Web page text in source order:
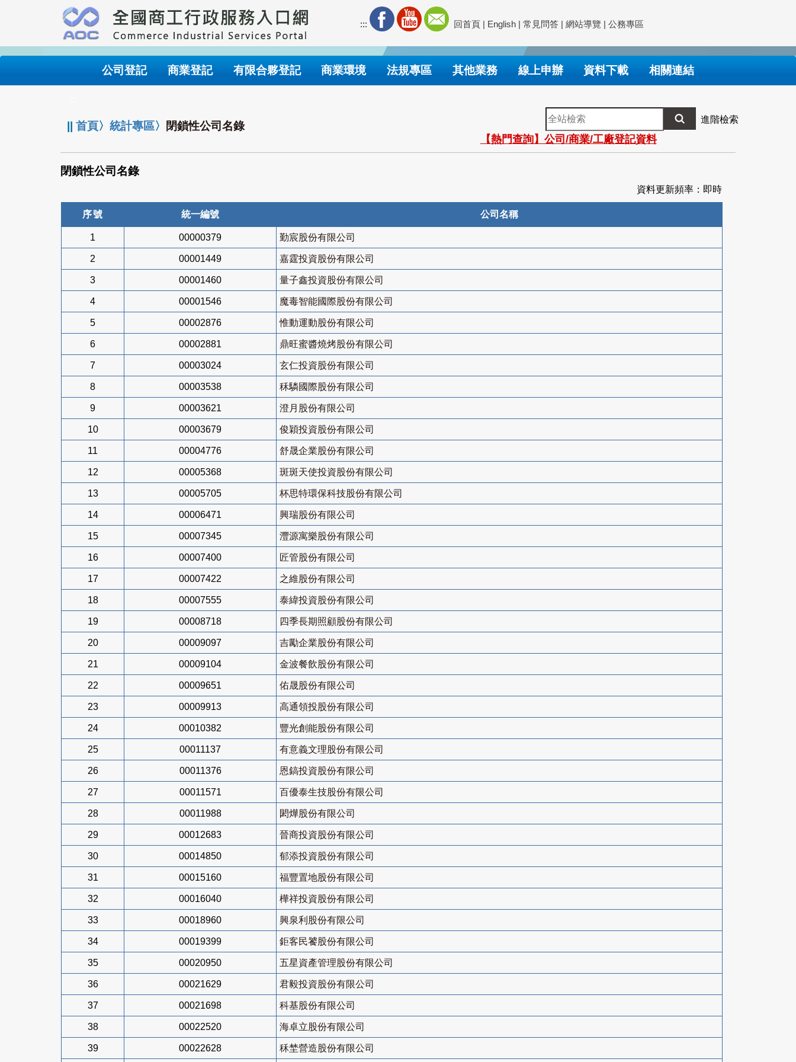
要
內
::: 回首頁 | English | 常見問答 | 網站導覽 | 公務專區
公司登記 商業登記 有限合夥登記 商業環境 法規專區 其他業務 線上申辦 資料下載 相關連結
||首頁〉統計專區〉 閉鎖性公司名錄
全
站
檢
索
進階檢索
【熱門查詢】公司/商業/工廠登記資料
閉鎖性公司名錄
資料更新頻率：即時
序號 統一編號 公司名稱
1 00000379 勤宸股份有限公司
2 00001449 嘉霆投資股份有限公司
3 00001460 量子鑫投資股份有限公司
4 00001546 魔毒智能國際股份有限公司
5 00002876 惟動運動股份有限公司
6 00002881 鼎旺蜜醬燒烤股份有限公司
7 00003024 玄仁投資股份有限公司
8 00003538 秝驎國際股份有限公司
9 00003621 澄月股份有限公司
10 00003679 俊穎投資股份有限公司
11 00004776 舒晟企業股份有限公司
12 00005368 斑斑天使投資股份有限公司
13 00005705 杯思特環保科技股份有限公司
14 00006471 興瑞股份有限公司
15 00007345 灃源寓樂股份有限公司
16 00007400 匠管股份有限公司
17 00007422 之維股份有限公司
18 00007555 泰緯投資股份有限公司
19 00008718 四季長期照顧股份有限公司
20 00009097 吉勵企業股份有限公司
21 00009104 金波餐飲股份有限公司
22 00009651 佑晟股份有限公司
23 00009913 高通領投股份有限公司
24 00010382 豐光創能股份有限公司
25 00011137 有意義文理股份有限公司
26 00011376 恩鎬投資股份有限公司
27 00011571 百優泰生技股份有限公司
28 00011988 閎燁股份有限公司
29 00012683 晉商投資股份有限公司
30 00014850 郁添投資股份有限公司
31 00015160 福豐置地股份有限公司
32 00016040 樺祥投資股份有限公司
33 00018960 興泉利股份有限公司
34 00019399 鉅客民饕股份有限公司
35 00020950 五星資產管理股份有限公司
36 00021629 君毅投資股份有限公司
37 00021698 科基股份有限公司
38 00022520 海卓立股份有限公司
39 00022628 秝埜營造股份有限公司